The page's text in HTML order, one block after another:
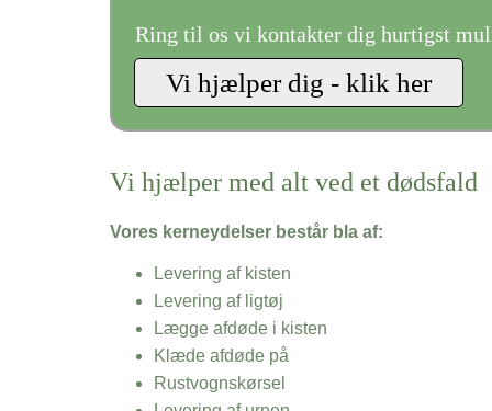
Ring til os vi kontakter dig hurtigst
Vi hjælper med alt ved et dødsfald
Vores kerneydelser består bla af:
Levering af kisten
Levering af ligtøj
Lægge afdøde i kisten
Klæde afdøde på
Rustvognskørsel